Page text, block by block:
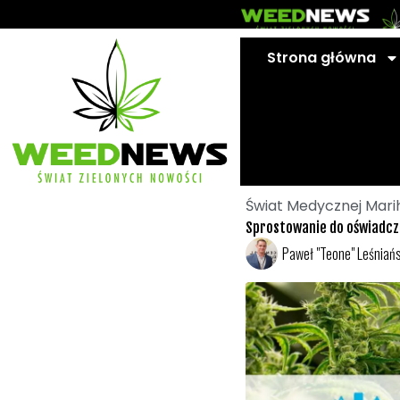
do
Strona główna
Świat Medycznej
Sprostowanie do
Paweł "Teone"